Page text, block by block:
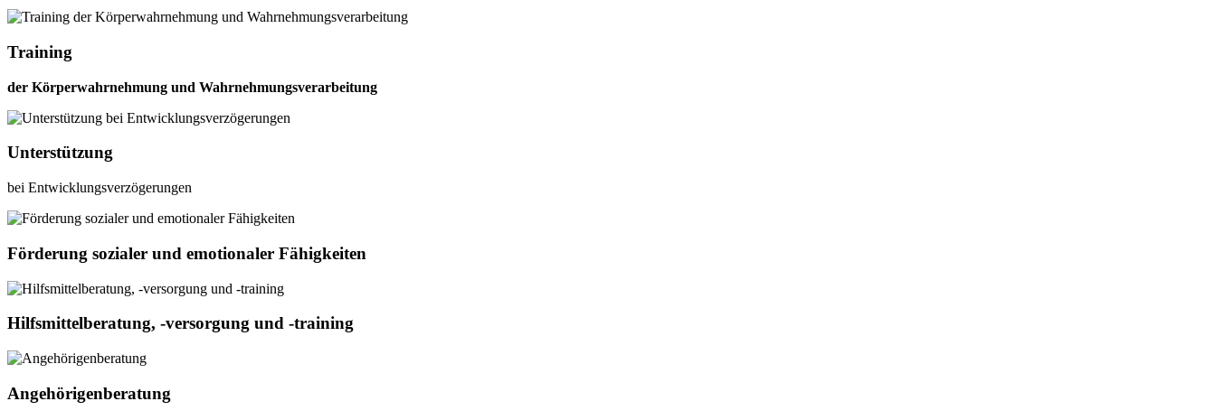
Training
der Körperwahrnehmung und Wahrnehmungsverarbeitung
Unterstützung
bei Entwicklungsverzögerungen
Förderung sozialer und emotionaler Fähigkeiten
Hilfsmittelberatung, -versorgung und -training
Angehörigenberatung